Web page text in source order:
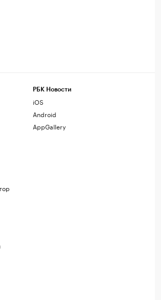
РБК Новости
iOS
Android
AppGallery